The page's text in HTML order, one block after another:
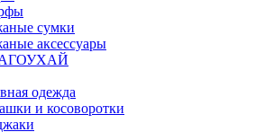
сумки
аксессуары
одежда
и косоворотки